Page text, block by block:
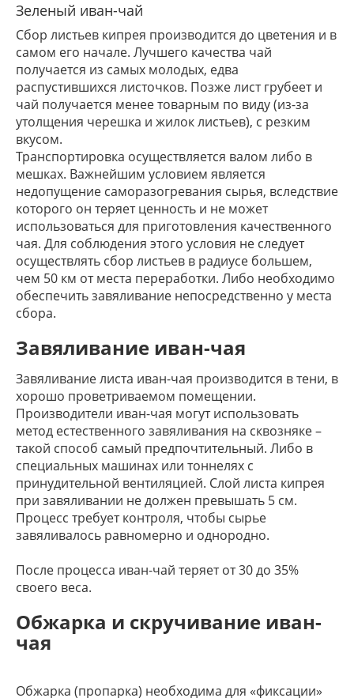
Зеленый иван-чай
Сбор листьев кипрея производится до цветения и в
самом его начале. Лучшего качества чай
получается из самых молодых, едва
распустившихся листочков. Позже лист грубеет и
чай получается менее товарным по виду (из-за
утолщения черешка и жилок листьев), с резким
вкусом.
Транспортировка осуществляется валом либо в
мешках. Важнейшим условием является
недопущение саморазогревания сырья, вследствие
которого он теряет ценность и не может
использоваться для приготовления качественного
чая. Для соблюдения этого условия не следует
осуществлять сбор листьев в радиусе большем,
чем 50 км от места переработки. Либо необходимо
обеспечить завяливание непосредственно у места
сбора.
Завяливание иван-чая
Завяливание листа иван-чая производится в тени, в
хорошо проветриваемом помещении.
Производители иван-чая могут использовать
метод естественного завяливания на сквозняке –
такой способ самый предпочтительный. Либо в
специальных машинах или тоннелях с
принудительной вентиляцией. Слой листа кипрея
при завяливании не должен превышать 5 см.
Процесс требует контроля, чтобы сырье
завяливалось равномерно и однородно.
После процесса иван-чай теряет от 30 до 35%
своего веса.
Обжарка и скручивание иван-
чая
Обжарка (пропарка) необходима для «фиксации»